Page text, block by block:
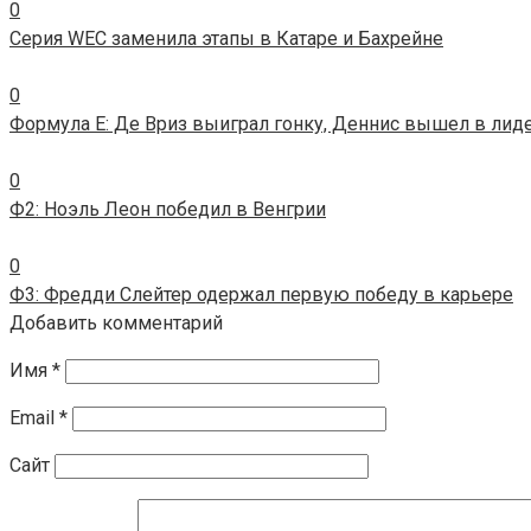
0
Серия WEC заменила этапы в Катаре и Бахрейне
0
Формула E: Де Вриз выиграл гонку, Деннис вышел в
0
Ф2: Ноэль Леон победил в Венгрии
0
Ф3: Фредди Слейтер одержал первую победу в карьере
Добавить комментарий
Имя *
Email *
Сайт